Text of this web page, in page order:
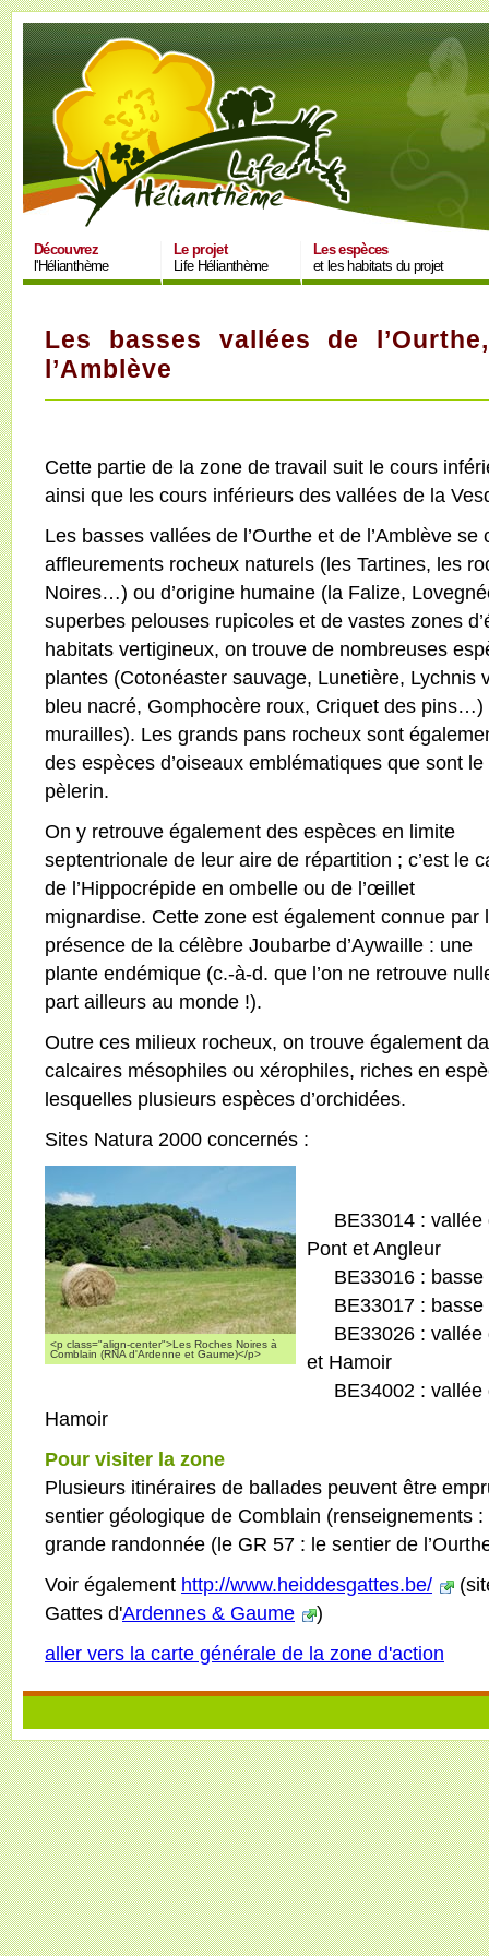
Découvrez
l'Hélianthème
Le projet
Life Hélianthème
Les espèces
et les habitats du projet
Les basses vallées de
l’Amblève
Cette partie de la zone de travail suit le cours
ainsi que les cours inférieurs des vallées de la
Les basses vallées de l’Ourthe et de l’Amblève
affleurements rocheux naturels (les Tartines, les
Noires…) ou d’origine humaine (la Falize,
superbes pelouses rupicoles et de vastes zones
habitats vertigineux, on trouve de nombreuses
plantes (Cotonéaster sauvage, Lunetière, Lychnis
bleu nacré, Gomphocère roux, Criquet des
murailles). Les grands pans rocheux sont
des espèces d’oiseaux emblématiques que sont
pèlerin.
On y retrouve également des espèces en limite
septentrionale de leur aire de répartition ; c’est le
de l’Hippocrépide en ombelle ou de l’œillet
mignardise. Cette zone est également connue par
présence de la célèbre Joubarbe d’Aywaille : une
plante endémique (c.-à-d. que l’on ne retrouve
part ailleurs au monde !).
Outre ces milieux rocheux, on trouve également
calcaires mésophiles ou xérophiles, riches en
lesquelles plusieurs espèces d’orchidées.
Sites Natura 2000 concernés :
<p class="align-center">Les Roches Noires à
Comblain (RNA d'Ardenne et Gaume)</p>
BE33014 : vallée
Pont et Angleur
BE33016 :
BE33017 : basse
BE33026 : vallée
et Hamoir
BE34002 : vallée
Hamoir
Pour visiter la zone
Plusieurs itinéraires de ballades peuvent être
sentier géologique de Comblain (renseignements
grande randonnée (le GR 57 : le sentier de
Voir également http://www.heiddesgattes.be/
Gattes d'Ardennes & Gaume
)
aller vers la carte générale de la zone d'action